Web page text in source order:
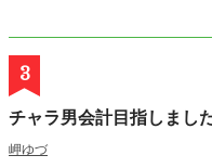
3
チャラ男会計目指しまし
岬ゆづ